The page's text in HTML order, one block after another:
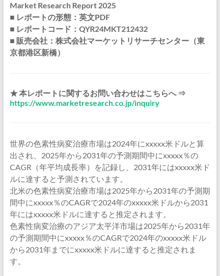
Market Research Report 2025
■ レポートの形態：英文PDF
■ レポートコード：QYR24MKT212432
■ 販売会社：株式会社マーケットリサーチセンター（東
京都港区新橋）
★ 本レポートに関するお問い合わせはこちらへ ⇒
https://www.marketresearch.co.jp/inquiry
世界の色素性病変治療市場は2024年にxxxxx米ドルと算
出され、2025年から2031年の予測期間中にxxxxx％の
CAGR（年平均成長率）を記録し、2031年にはxxxxx米ド
ルに達すると予測されています。
北米の色素性病変治療市場は2025年から2031年の予測期
間中にxxxxx％のCAGRで2024年のxxxxx米ドルから2031
年にはxxxxx米ドルに達すると推定されます。
色素性病変治療のアジア太平洋市場は2025年から2031年
の予測期間中にxxxxx％のCAGRで2024年のxxxxx米ドル
から2031年までにxxxxx米ドルに達すると推定されま
す。